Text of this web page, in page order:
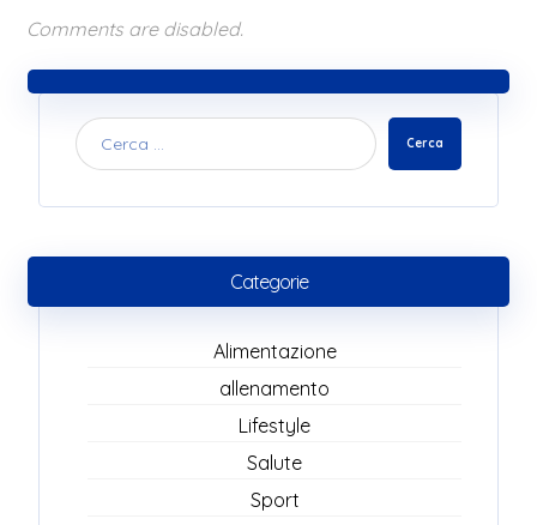
Comments are disabled.
Cerca
Categorie
Alimentazione
allenamento
Lifestyle
Salute
Sport